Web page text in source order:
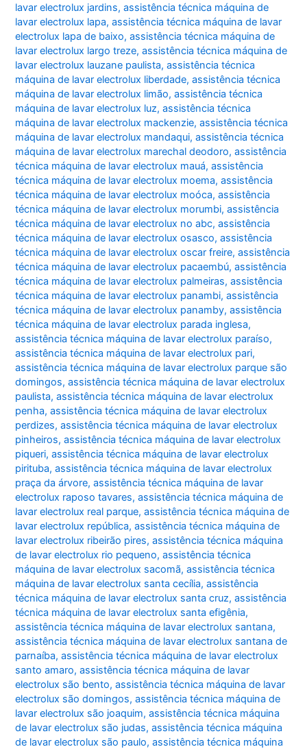
lavar electrolux jardins,assistência técnica máquina de
lavar electrolux lapa,assistência técnica máquina de lavar
electrolux lapa de baixo,assistência técnica máquina de
lavar electrolux largo treze,assistência técnica máquina de
lavar electrolux lauzane paulista,assistência técnica
máquina de lavar electrolux liberdade,assistência técnica
máquina de lavar electrolux limão,assistência técnica
máquina de lavar electrolux luz,assistência técnica
máquina de lavar electrolux mackenzie,assistência técnica
máquina de lavar electrolux mandaqui,assistência técnica
máquina de lavar electrolux marechal deodoro,assistência
técnica máquina de lavar electrolux mauá,assistência
técnica máquina de lavar electrolux moema,assistência
técnica máquina de lavar electrolux moóca,assistência
técnica máquina de lavar electrolux morumbi,assistência
técnica máquina de lavar electrolux no abc,assistência
técnica máquina de lavar electrolux osasco,assistência
técnica máquina de lavar electrolux oscar freire,assistência
técnica máquina de lavar electrolux pacaembú,assistência
técnica máquina de lavar electrolux palmeiras,assistência
técnica máquina de lavar electrolux panambi,assistência
técnica máquina de lavar electrolux panamby,assistência
técnica máquina de lavar electrolux parada inglesa,
assistência técnica máquina de lavar electrolux paraíso,
assistência técnica máquina de lavar electrolux pari,
assistência técnica máquina de lavar electrolux parque são
domingos,assistência técnica máquina de lavar electrolux
paulista,assistência técnica máquina de lavar electrolux
penha,assistência técnica máquina de lavar electrolux
perdizes,assistência técnica máquina de lavar electrolux
pinheiros,assistência técnica máquina de lavar electrolux
piqueri,assistência técnica máquina de lavar electrolux
pirituba,assistência técnica máquina de lavar electrolux
praça da árvore,assistência técnica máquina de lavar
electrolux raposo tavares,assistência técnica máquina de
lavar electrolux real parque,assistência técnica máquina de
lavar electrolux república,assistência técnica máquina de
lavar electrolux ribeirão pires,assistência técnica máquina
de lavar electrolux rio pequeno,assistência técnica
máquina de lavar electrolux sacomã,assistência técnica
máquina de lavar electrolux santa cecília,assistência
técnica máquina de lavar electrolux santa cruz,assistência
técnica máquina de lavar electrolux santa efigênia,
assistência técnica máquina de lavar electrolux santana,
assistência técnica máquina de lavar electrolux santana de
parnaíba,assistência técnica máquina de lavar electrolux
santo amaro,assistência técnica máquina de lavar
electrolux são bento,assistência técnica máquina de lavar
electrolux são domingos,assistência técnica máquina de
lavar electrolux são joaquim,assistência técnica máquina
de lavar electrolux são judas,assistência técnica máquina
de lavar electrolux são paulo,assistência técnica máquina